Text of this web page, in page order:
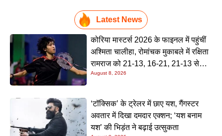
Latest News
कोरिया मास्टर्स 2026 के फाइनल में पहुंचीं
अश्मिता चालीहा, रोमांचक मुकाबले में रक्षिता
रामराज को 21-13, 16-21, 21-13 से
हराया
August 8, 2026
‘टॉक्सिक’ के ट्रेलर में छाए यश, गैंगस्टर
अवतार में दिखा दमदार एक्शन; ‘यश बनाम
यश’ की भिड़ंत ने बढ़ाई उत्सुकता